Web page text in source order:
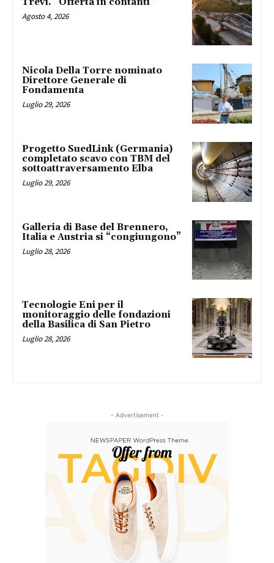
Agosto 4, 2026
Nicola Della Torre nominato
Direttore Generale di
Fondamenta
Luglio 29, 2026
Progetto SuedLink (Germania)
completato scavo con TBM del
sottoattraversamento Elba
Luglio 29, 2026
Galleria di Base del Brennero,
Italia e Austria si “congiungono”
Luglio 28, 2026
Tecnologie Eni per il
monitoraggio delle fondazioni
della Basilica di San Pietro
Luglio 28, 2026
- Advertisement -